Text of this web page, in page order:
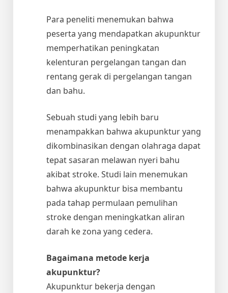
Para peneliti menemukan bahwa
peserta yang mendapatkan akupunktur
memperhatikan peningkatan
kelenturan pergelangan tangan dan
rentang gerak di pergelangan tangan
dan bahu.
Sebuah studi yang lebih baru
menampakkan bahwa akupunktur yang
dikombinasikan dengan olahraga dapat
tepat sasaran melawan nyeri bahu
akibat stroke. Studi lain menemukan
bahwa akupunktur bisa membantu
pada tahap permulaan pemulihan
stroke dengan meningkatkan aliran
darah ke zona yang cedera.
Bagaimana metode kerja
akupunktur?
Akupunktur bekerja dengan